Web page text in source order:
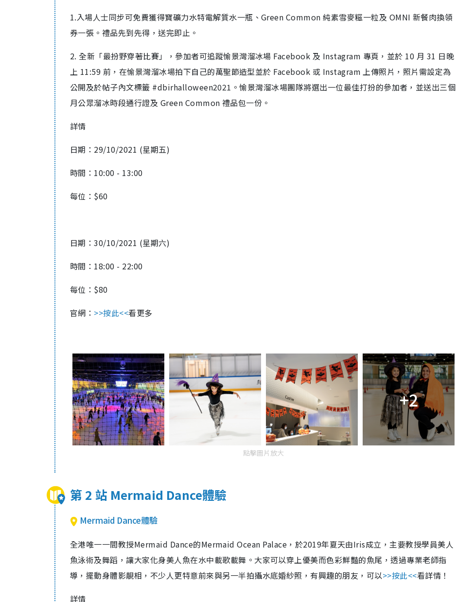
1.入場人士同步可免費獲得寶礦力水特電解質水一瓶、Green Common 純素雪麥糍一粒及 OMNI 新餐肉換領
券一張。禮品先到先得，送完即止。
2. 全新「最扮野穿著比賽」，參加者可追蹤愉景灣溜冰場 Facebook 及 Instagram 專頁，並於 10 月 31 日晚
上 11:59 前，在愉景灣溜冰場拍下自己的萬聖節造型並於 Facebook 或 Instagram 上傳照片，照片需設定為
公開及於帖子內文標籤 #dbirhalloween2021。愉景灣溜冰場團隊將選出一位最佳打扮的參加者，並送出三個
月公眾溜冰時段通行證及 Green Common 禮品包一份。
詳情
日期：29/10/2021 (星期五)
時間：10:00 - 13:00
每位：$60
日期：30/10/2021 (星期六)
時間：18:00 - 22:00
每位：$80
官網： >>按此<<看更多
+2
點擊圖片放大
第 2 站 Mermaid Dance體驗
Mermaid Dance體驗
全港唯一一間教授Mermaid Dance的Mermaid Ocean Palace，於2019年夏天由Iris成立，主要教授學員美人
魚泳術及舞蹈，讓大家化身美人魚在水中載歌載舞。大家可以穿上優美而色彩鮮豔的魚尾，透過專業老師指
導，擺動身體影靚相，不少人更特意前來與另一半拍攝水底婚紗照，有興趣的朋友，可以>>按此<<看詳情！
詳情